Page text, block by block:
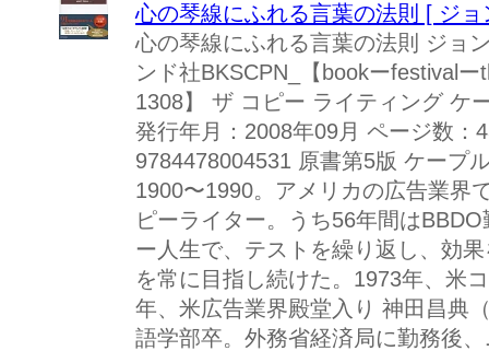
心の琴線にふれる言葉の法則 [ ジ
心の琴線にふれる言葉の法則 ジョ
ンド社BKSCPN_【bookーfestival
1308】 ザ コピー ライティング ケ
発行年月：2008年09月 ページ数：
9784478004531 原書第5版 ケープ
1900〜1990。アメリカの広告業界
ピーライター。うち56年間は
ー人生で、テストを繰り返し、効
を常に目指し続けた。1973年、米
年、米広告業界殿堂入り 神田昌典
語学部卒。外務省経済局に勤務後